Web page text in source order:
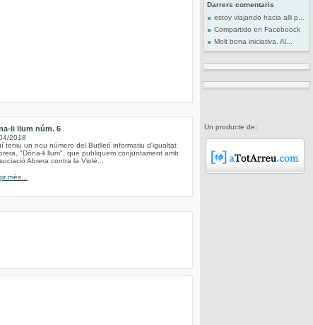
li llum núm. 6
2018
teniu un nou número del Butlletí informatiu d'igualtat
"Dóna-li llum", que publiquem conjuntament amb
Abrera contra la Violè...
més...
Darrers comentaris
estoy viajando hacia alli p...
Compartido en Faceboock
Molt bona iniciativa. Al...
Un producte de: